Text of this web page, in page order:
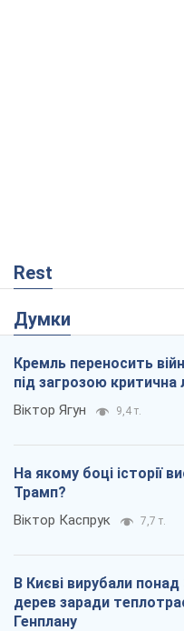
Rest
Думки
Кремль переносить
під загрозою критична
Віктор Ягун 9,4 т.
На якому боці історії
Трамп?
Віктор Каспрук 7,7 т.
В Києві вирубали понад
дерев заради
Генплану